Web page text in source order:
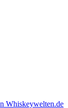
Whiskeywelten.de